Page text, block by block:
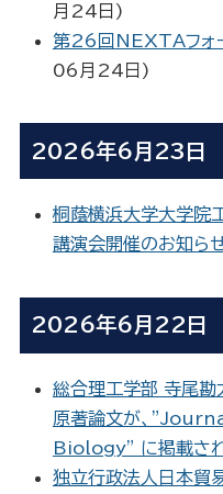
月24日 )
第26回NEXTAフォ
06月24日 )
2026年6月23日
桐蔭横浜大学大学
講演会開催のお知ら
2026年6月22日
総合理工学部 寺尾勘
原著論文が、
Biology” に掲載さ
独立行政法人日本貿